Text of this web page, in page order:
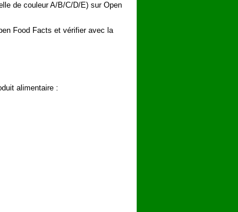
de couleur A/B/C/D/E) sur Open
Food Facts et vérifier avec la
alimentaire :